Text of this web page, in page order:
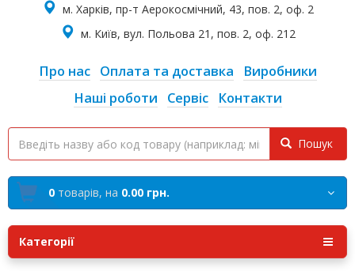
м. Харків, пр-т Аерокосмічний, 43, пов. 2, оф. 2
м. Київ, вул. Польова 21, пов. 2, оф. 212
Про нас Оплата та доставка
Виробники
Наші роботи
Сервіс Контакти
Пошук
0 товарів, на 0.00 грн.
Категорії